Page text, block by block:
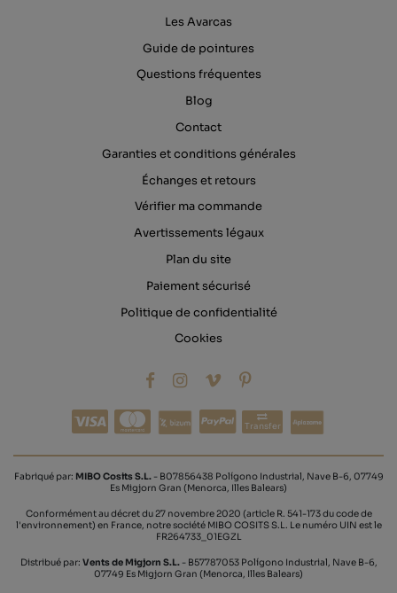
Les Avarcas
Guide de pointures
Questions fréquentes
Blog
Contact
Garanties et conditions générales
Échanges et retours
Vérifier ma commande
Avertissements légaux
Plan du site
Paiement sécurisé
Politique de confidentialité
Cookies
Transfer
Fabriqué par: MIBO Cosits S.L.- B07856438 Polígono Industrial, Nave B-6, 07749
Es Migjorn Gran (Menorca, Illes Balears)
Conformément au décret du 27 novembre 2020 (article R. 541-173 du code de
l'environnement) en France, notre société MIBO COSITS S.L. Le numéro UIN est le
FR264733_01EGZL
Distribué par: Vents de Migjorn S.L.- B57787053 Polígono Industrial, Nave B-6,
07749 Es Migjorn Gran (Menorca, Illes Balears)